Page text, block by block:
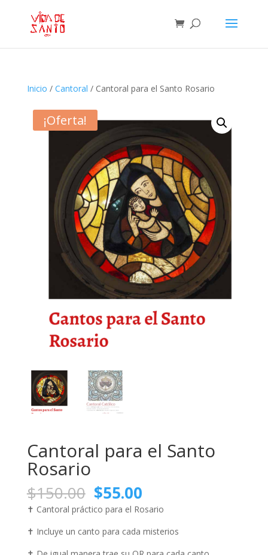
Inicio / Cantoral / Cantoral para el Santo Rosario
¡Oferta!
Cantoral para el Santo
Rosario
$150.00 El
precio
original
era:
$150.00.
$55.00El
precio
actual
es:
$55.00.
✝️ Cantoral práctico para el Rosario
✝️ Incluye un canto para cada misterios